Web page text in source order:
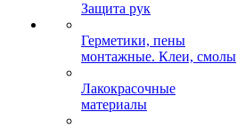
Защита рук
Герметики, пены
монтажные. Клеи, смолы
Лакокрасочные
материалы